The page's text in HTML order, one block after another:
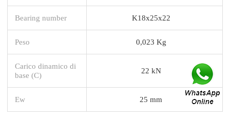
Bearing number K18x25x22
Peso 0,023 Kg
Carico dinamico di
base (C)
22 kN
Ew 25 mm